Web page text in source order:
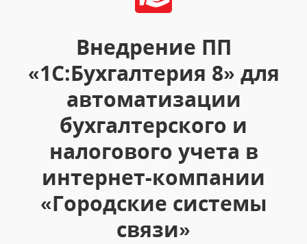
Внедрение ПП
«1С:Бухгалтерия 8» для
автоматизации
бухгалтерского и
налогового учета в
интернет-компании
«Городские системы
связи»